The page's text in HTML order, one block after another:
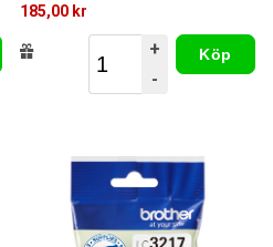
185,00 kr
+
-
Köp